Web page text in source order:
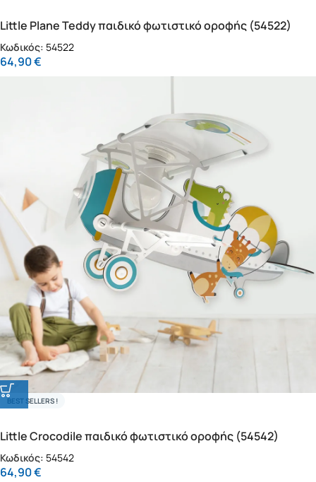
Little Plane Teddy παιδικό φωτιστικό οροφής (54522)
Κωδικός: 54522
64,90€
BEST SELLERS !
Little Crocodile παιδικό φωτιστικό οροφής (54542)
Κωδικός: 54542
64,90€